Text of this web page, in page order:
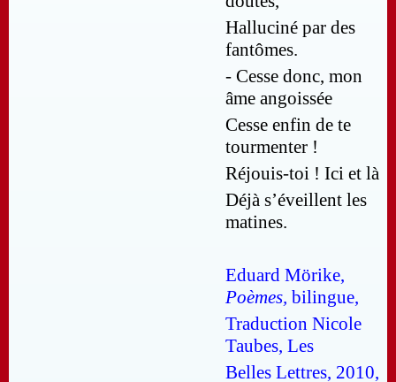
Halluciné par des
fantômes.
- Cesse donc, mon
âme angoissée
Cesse enfin de te
tourmenter !
Réjouis-toi ! Ici et là
Déjà s’éveillent les
matines.
Eduard Mörike,
Poèmes, bilingue,
Traduction Nicole
Taubes, Les
Belles Lettres, 2010,